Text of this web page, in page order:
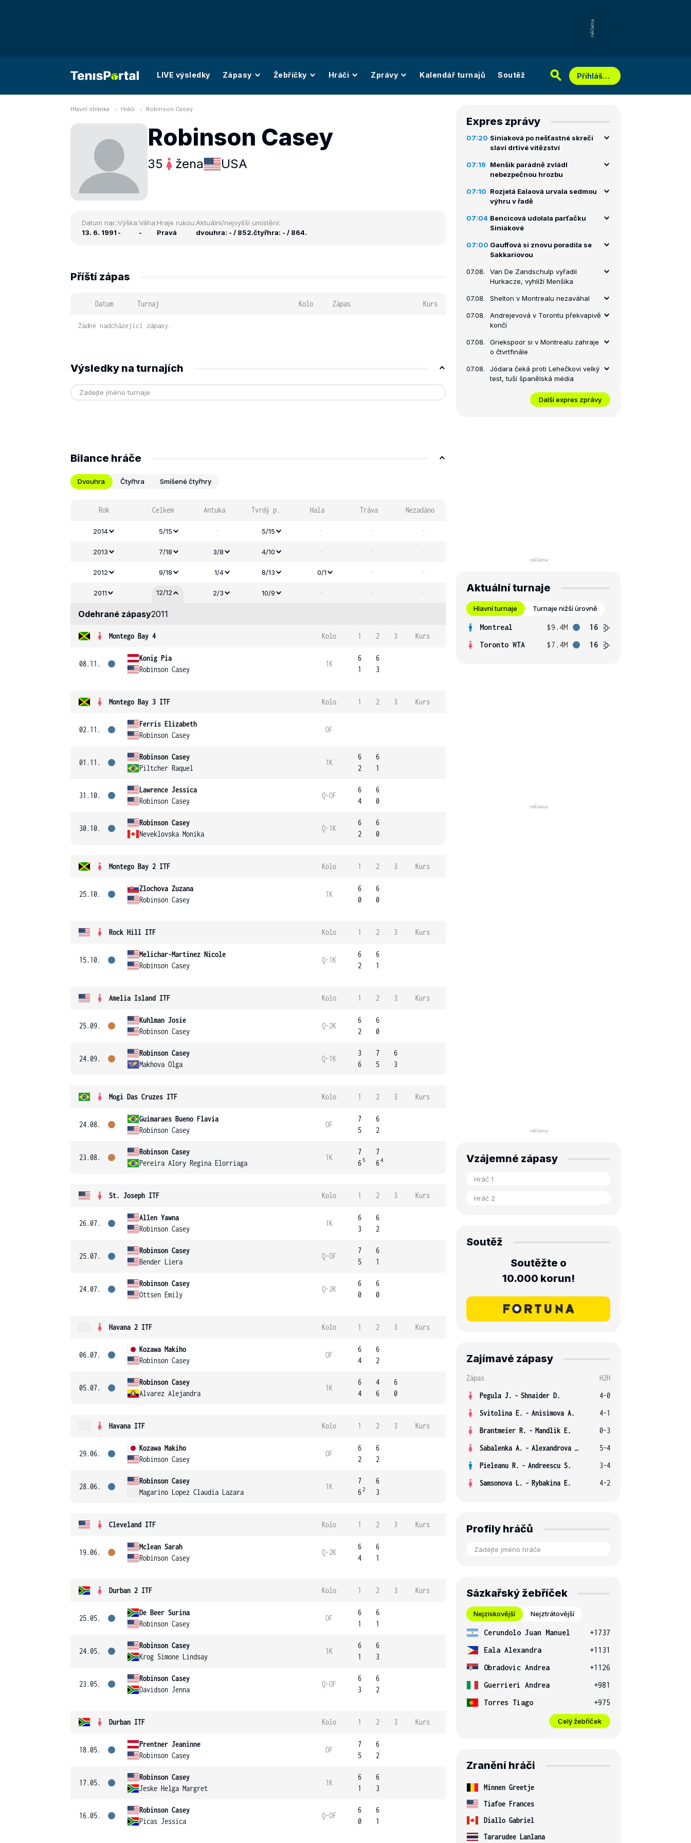
LIVE výsledky Zápasy Žebříčky Hráči Zprávy Kalendář turnajů Soutěž Přihlášení
Hlavní stránka Hráči Robinson Casey
Robinson Casey
35 žena USA
Datum nar.:
13. 6. 1991
Výška:
-
Váha:
-
Hraje rukou:
Pravá
Aktuální/nejvyšší umístění:
dvouhra: - / 852.čtyřhra: - / 864.
Příští zápas
Datum Turnaj Kolo Zápas Kurs
Žádné nadcházející zápasy.
Výsledky na turnajích
Bilance hráče
Dvouhra Čtyřhra Smíšené čtyřhry
Rok Celkem Antuka Tvrdý p. Hala Tráva Nezadáno
2014 5/15 - 5/15 - - -
2013 7/18 3/8 4/10 - - -
2012 9/18 1/4 8/13 0/1 - -
2011 12/12 2/3 10/9 - - -
Odehrané zápasy2011
Montego Bay 4 Kolo 1 2 3 Kurs
08.11.
Konig Pia
Robinson Casey
1K
6
1
6
3
Montego Bay 3 ITF Kolo 1 2 3 Kurs
02.11.
Ferris Elizabeth
Robinson Casey
OF
01.11.
Robinson Casey
Piltcher Raquel
1K
6
2
6
1
31.10.
Lawrence Jessica
Robinson Casey
Q-OF
6
4
6
0
30.10.
Robinson Casey
Neveklovska Monika
Q-1K
6
2
6
0
Montego Bay 2 ITF Kolo 1 2 3 Kurs
25.10.
Zlochova Zuzana
Robinson Casey
1K
6
0
6
0
Rock Hill ITF Kolo 1 2 3 Kurs
15.10.
Melichar-Martinez Nicole
Robinson Casey
Q-1K
6
2
6
1
Amelia Island ITF Kolo 1 2 3 Kurs
25.09.
Kuhlman Josie
Robinson Casey
Q-2K
6
2
6
0
24.09.
Robinson Casey
Makhova Olga
Q-1K
3
6
7
5
6
3
Mogi Das Cruzes ITF Kolo 1 2 3 Kurs
24.08.
Guimaraes Bueno Flavia
Robinson Casey
OF
7
5
6
2
23.08.
Robinson Casey
Pereira Alory Regina Elorriaga
1K
7
6 5
7
64
St. Joseph ITF Kolo 1 2 3 Kurs
26.07.
Allen Yawna
Robinson Casey
1K
6
3
6
2
25.07.
Robinson Casey
Bender Liera
Q-OF
7
5
6
1
24.07.
Robinson Casey
Ottsen Emily
Q-2K
6
0
6
0
Havana 2 ITF Kolo 1 2 3 Kurs
06.07.
Kozawa Makiho
Robinson Casey
OF
6
4
6
2
05.07.
Robinson Casey
Alvarez Alejandra
1K
6
4
4
6
6
0
Havana ITF Kolo 1 2 3 Kurs
29.06.
Kozawa Makiho
Robinson Casey
OF
6
2
6
2
28.06.
Robinson Casey
Magarino Lopez Claudia Lazara
1K
7
62
6
3
Cleveland ITF Kolo 1 2 3 Kurs
19.06.
Mclean Sarah
Robinson Casey
Q-2K
6
4
6
1
Durban 2 ITF Kolo 1 2 3 Kurs
25.05.
De Beer Surina
Robinson Casey
OF
6
1
6
1
24.05.
Robinson Casey
Krog Simone Lindsay
1K
6
1
6
3
23.05.
Robinson Casey
Davidson Jenna
Q-OF
6
3
6
2
Durban ITF Kolo 1 2 3 Kurs
18.05.
Prentner Jeaninne
Robinson Casey
OF
7
5
6
2
17.05.
Robinson Casey
Jeske Helga Margret
1K
6
1
6
3
16.05.
Robinson Casey
Picas Jessica
Q-OF
6
0
6
1
Expres zprávy
07:20 Siniaková po nešťastné skreči
slaví drtivé vítězství
07:16
Menšík parádně zvládl
nebezpečnou hrozbu
07:10 Rozjetá Ealaová urvala sedmou
výhru v řadě
07:04 Bencicová udolala parťačku
Siniakové
07:00 Gauffová si znovu poradila se
Sakkariovou
07.08.
Van De Zandschulp vyřadil
Hurkacze, vyhlíží Menšíka
07.08. Shelton v Montrealu nezaváhal
07.08.
Andrejevová v Torontu překvapivě
končí
07.08.
Griekspoor si v Montrealu zahraje
o čtvrtfinále
07.08.
Jódara čeká proti Lehečkovi velký
test, tuší španělská média
Další expres zprávy
Aktuální turnaje
Hlavní turnaje Turnaje nižší úrovně
Montreal $9.4M
16
Toronto WTA
$7.4M 16
Vzájemné zápasy
Soutěž
Soutěžte o
10.000 korun!
Zajímavé zápasy
Zápas
H2H
Pegula J. - Shnaider D.
4-0
Svitolina E. - Anisimova A.
4-1
Brantmeier R. - Mandlik E.
0-3
Sabalenka A. - Alexandrova E.
5-4
Pieleanu R. - Andreescu S.
3-4
Samsonova L. - Rybakina E. 4-2
Profily hráčů
Sázkařský žebříček
Nejziskovější Nejztrátovější
Cerundolo Juan Manuel
+1737
Eala Alexandra
+1131
Obradovic Andrea
+1126
Guerrieri Andrea
+981
Torres Tiago
+975
Celý žebříček
Zranění hráči
Minnen Greetje
Tiafoe Frances
Diallo Gabriel
Tararudee Lanlana